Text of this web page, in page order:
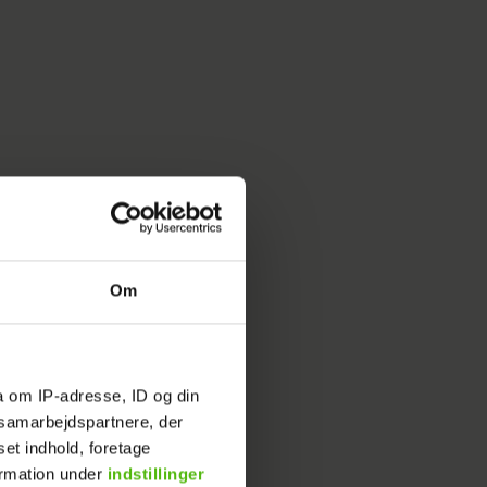
Om
IP-adresse, ID og din
der
indhold, foretage
under indstillinger
salget
have